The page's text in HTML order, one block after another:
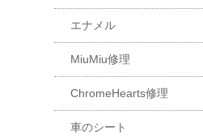
エナメル
MiuMiu修理
ChromeHearts修理
車のシート